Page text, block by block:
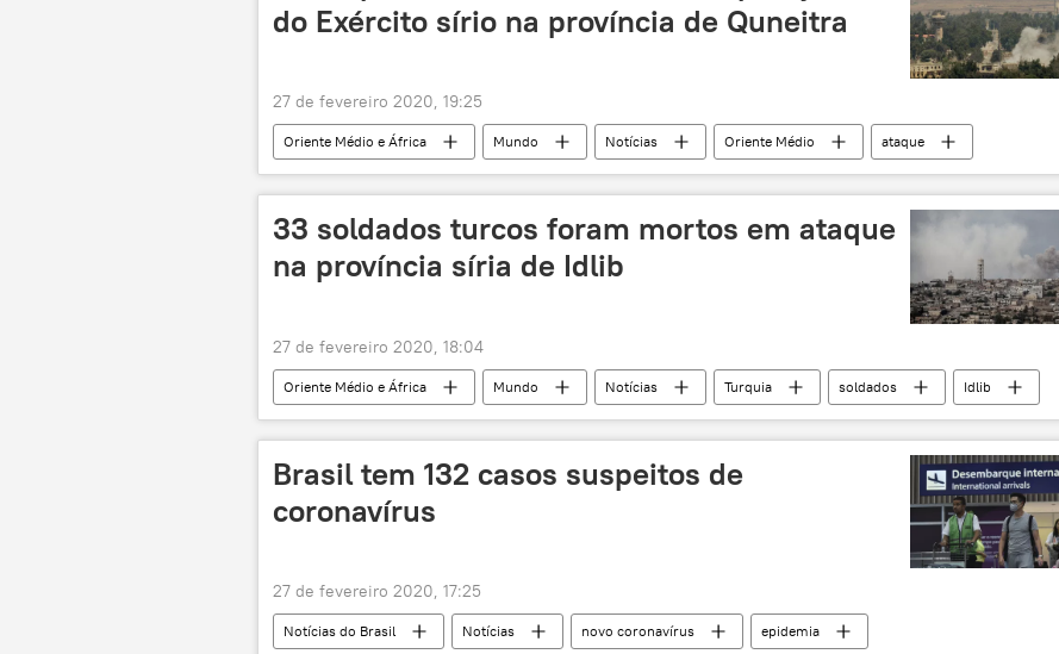
do Exército sírio na província de Quneitra
27 de fevereiro 2020, 19:25
Oriente Médio e África Mundo Notícias Oriente Médio
ataque
Israel
Síria Turquia
33 soldados turcos foram mortos em ataque
na província síria de Idlib
27 de fevereiro 2020, 18:04
Oriente Médio e África Mundo Notícias Turquia soldados
Idlib
ataque
Síria
Brasil tem 132 casos suspeitos de
coronavírus
27 de fevereiro 2020, 17:25
Notícias do Brasil Notícias novo coronavírus
epidemia